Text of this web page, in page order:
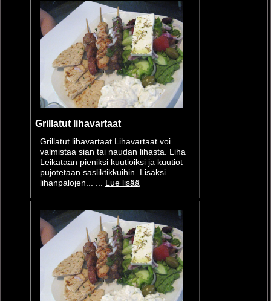
Grillatut lihavartaat
Grillatut lihavartaat Lihavartaat voi
valmistaa sian tai naudan lihasta. Liha
Leikataan pieniksi kuutioiksi ja kuutiot
pujotetaan sasliktikkuihin. Lisäksi
lihanpalojen... ... Lue lisää